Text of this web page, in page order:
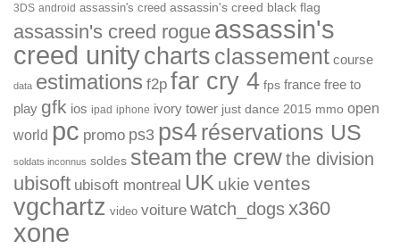
3DS android assassin's creed assassin's creed black flag
assassin's creed rogue assassin's
creed unitycharts classement course
data estimations f2p far cry 4 fps france free to
play gfk ios ipad iphone ivory tower just dance 2015 mmo open
world pc promo ps3 ps4réservations US
soldats inconnus soldes steamthe crewthe division
ubisoft ubisoft montreal UK ukie ventes
vgchartz video voiture watch_dogsx360
xone